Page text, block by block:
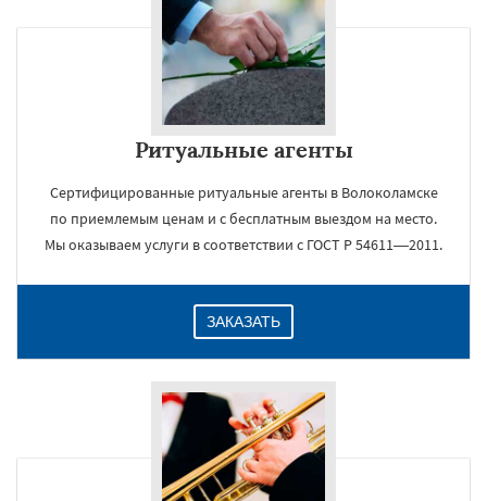
Ритуальные агенты
Сертифицированные ритуальные агенты в Волоколамске
по приемлемым ценам и с бесплатным выездом на место.
Мы оказываем услуги в соответствии с ГОСТ Р 54611—2011.
ЗАКАЗАТЬ